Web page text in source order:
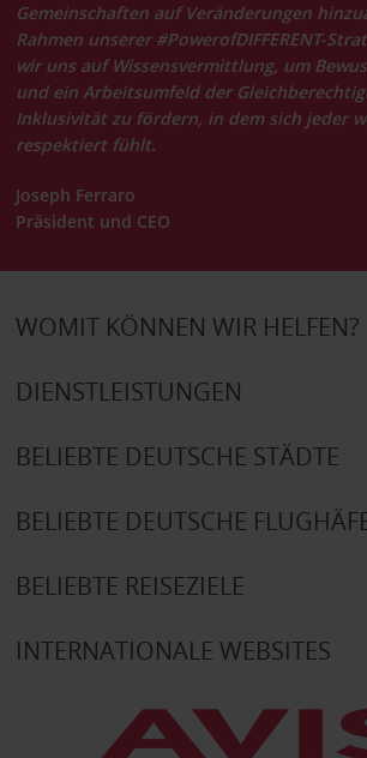
Gemeinschaften auf Veränderungen
Rahmen unserer #PowerofDIFFERENT-
wir uns auf Wissensvermittlung, um
und ein Arbeitsumfeld der
Inklusivität zu fördern, in dem sich jeder
respektiert fühlt.
Joseph Ferraro
Präsident und CEO
WOMIT KÖNNEN WIR HELFEN?
DIENSTLEISTUNGEN
BELIEBTE DEUTSCHE STÄDTE
BELIEBTE DEUTSCHE
BELIEBTE REISEZIELE
INTERNATIONALE WEBSITES